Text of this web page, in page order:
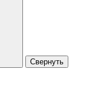
Свернуть